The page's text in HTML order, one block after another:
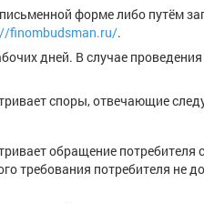
форме либо путём
finombudsman.ru/.
дней. В случае
споры, отвечающие
обращение потребителя
требования потребителя